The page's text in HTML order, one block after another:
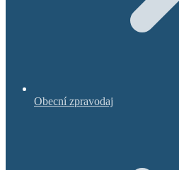
Obecní zpravodaj